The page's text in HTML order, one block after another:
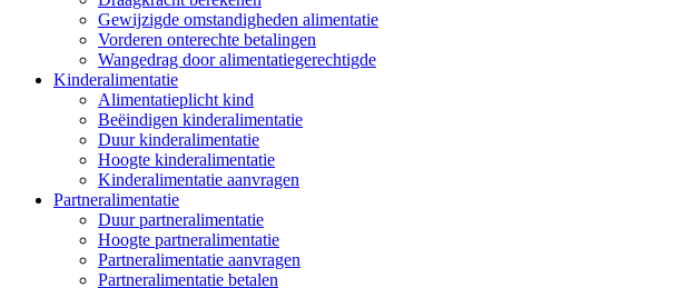
Gewijzigde omstandigheden alimentatie
Vorderen onterechte betalingen
Wangedrag door alimentatiegerechtigde
Kinderalimentatie
Alimentatieplicht kind
Beëindigen kinderalimentatie
Duur kinderalimentatie
Hoogte kinderalimentatie
Kinderalimentatie aanvragen
Partneralimentatie
Duur partneralimentatie
Hoogte partneralimentatie
Partneralimentatie aanvragen
Partneralimentatie betalen